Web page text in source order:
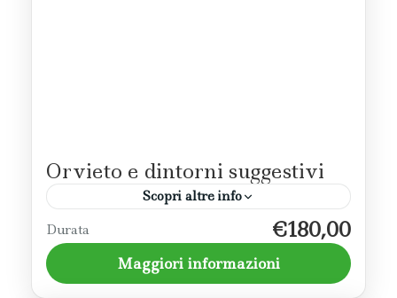
Orvieto e dintorni suggestivi
Scopri altre info
Un weekend alla scoperta della città di
Orvieto, tra vicoli e sotterranei, fino ad
arrivare alla "città ideale" della Scarzuola.
Durata €180,00
Maggiori informazioni